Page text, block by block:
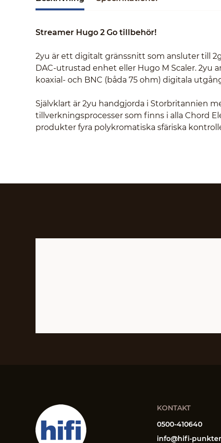
Streamer Hugo 2 Go tillbehör!
2yu är ett digitalt gränssnitt som ansluter till
DAC-utrustad enhet eller Hugo M Scaler. 2yu
koaxial- och BNC (båda 75 ohm) digitala
Självklart är 2yu handgjorda i Storbritannien
tillverkningsprocesser som finns i alla Chord
produkter fyra polykromatiska sfäriska
KONTAKT
0500-410640
info@hifi-